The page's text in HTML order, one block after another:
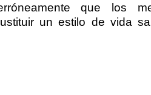
que los
un estilo de vida